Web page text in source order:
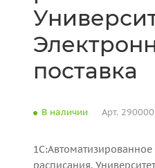
поставка
В наличии Арт.
1С:Автоматизированное
расписания.